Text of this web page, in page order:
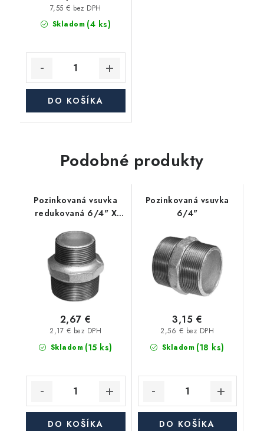
Skladom (4 ks)
7,55 € bez DPH
DO KOŠÍKA
Podobné produkty
Pozinkovaná vsuvka
redukovaná 6/4" X
Skladom (15 ks)
2,17 € bez DPH
2,67 €
DO KOŠÍKA
Pozinkovaná vsuvka
6/4"
Skladom (18 ks)
2,56 € bez DPH
3,15 €
DO KOŠÍKA